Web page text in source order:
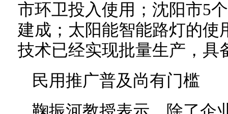
市环卫投入使用；沈阳市5
建成；太阳能智能路灯的
技术已经实现批量生产，具
民用推广普及尚有门槛